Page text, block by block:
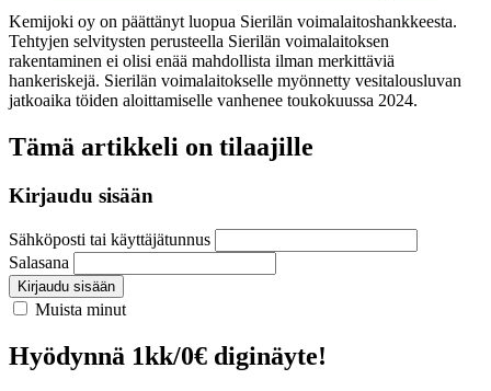
Kemijoki oy on päättänyt luopua Sierilän voimalaitoshankkeesta.
Tehtyjen selvitysten perusteella Sierilän voimalaitoksen
rakentaminen ei olisi enää mahdollista ilman merkittäviä
hankeriskejä. Sierilän voimalaitokselle myönnetty vesitalousluvan
jatkoaika töiden aloittamiselle vanhenee toukokuussa 2024.
Tämä artikkeli on tilaajille
Kirjaudu sisään
Sähköposti tai käyttäjätunnus
Salasana
Kirjaudu sisään
Muista minut
Hyödynnä 1kk/0€ diginäyte!